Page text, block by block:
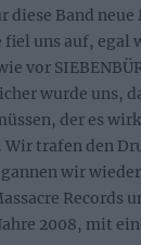
diese Band
fiel uns auf, egal
vor
wurde uns,
der es
Wir trafen den
wir
Records
2008, mit